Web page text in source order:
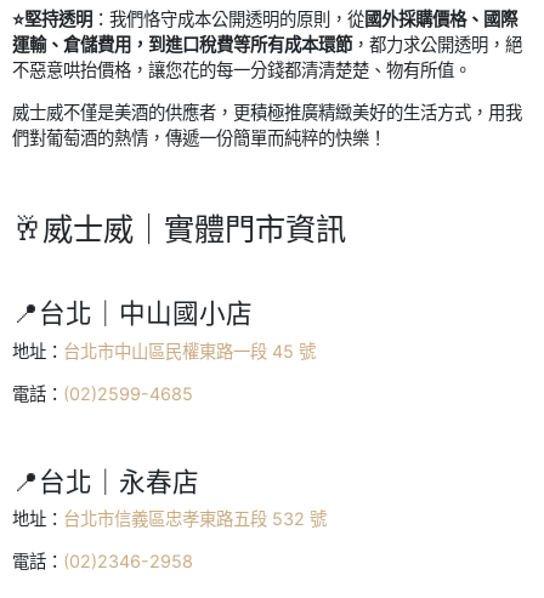
⭐️堅持透明 ：我們恪守成本公開透明的原則，從國外採購價格、國際
運輸、倉儲費用，到進口稅費等所有成本環節，都力求公開透明，絕
不惡意哄抬價格，讓您花的每一分錢都清清楚楚、物有所值。
威士威不僅是美酒的供應者，更積極推廣精緻美好的生活方式，用我
們對葡萄酒的熱情，傳遞一份簡單而純粹的快樂！
🥂威士威｜實體門市資訊
📍台北｜中山國小店
地址： 台北市中山區民權東路一段 45 號
電話： (02)2599-4685
📍台北｜永春店
地址： 台北市信義區忠孝東路五段 532 號
電話： (02)2346-2958